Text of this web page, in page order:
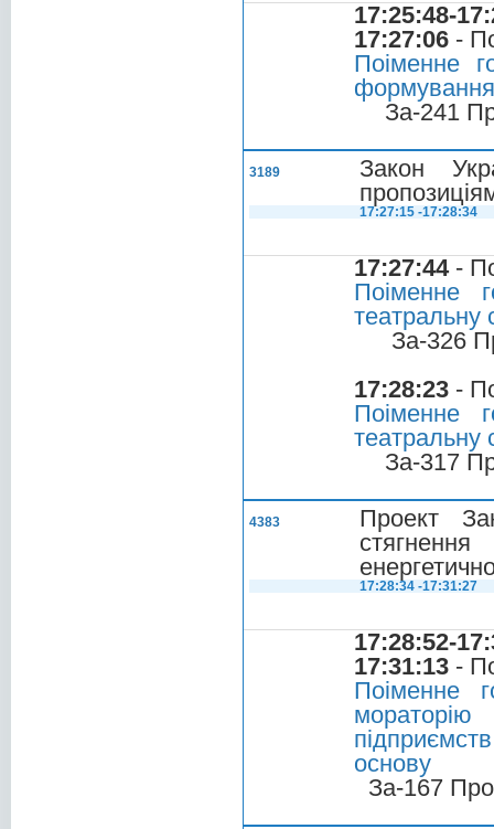
17:25:48-
17:27:06 -
Поіменне
формування
За-241
3189
Закон
17:27:15 -17:28:34
17:27:44-
Поіменне
За-326
17:28:23 -
Поіменне
За-317
4383
Проект
17:28:34 -17:31:27
17:28:52-
17:31:13 -
Поіменне
основу
За-167